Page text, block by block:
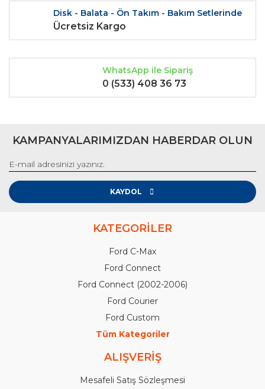
Disk - Balata - Ön Takım - Bakım Setlerinde
Ücretsiz Kargo
WhatsApp ile Sipariş
0 (533) 408 36 73
KAMPANYALARIMIZDAN HABERDAR OLUN
KAYDOL
KATEGORİLER
Ford C-Max
Ford Connect
Ford Connect (2002-2006)
Ford Courier
Ford Custom
Tüm Kategoriler
ALIŞVERİŞ
Mesafeli Satış Sözleşmesi